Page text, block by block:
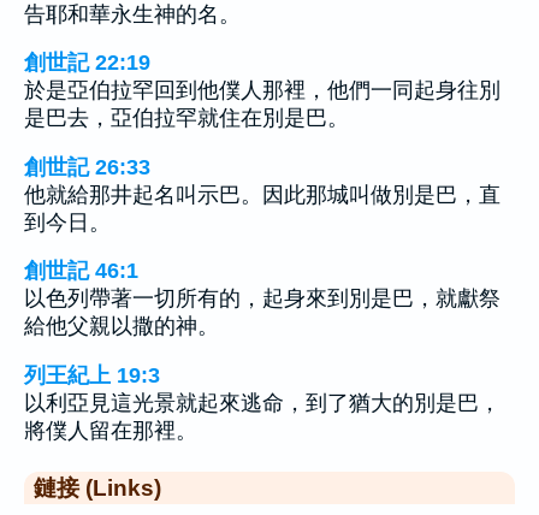
告耶和華永生神的名。
創世記 22:19
於是亞伯拉罕回到他僕人那裡，他們一同起身往別
是巴去，亞伯拉罕就住在別是巴。
創世記 26:33
他就給那井起名叫示巴。因此那城叫做別是巴，直
到今日。
創世記 46:1
以色列帶著一切所有的，起身來到別是巴，就獻祭
給他父親以撒的神。
列王紀上 19:3
以利亞見這光景就起來逃命，到了猶大的別是巴，
將僕人留在那裡。
鏈接 (Links)